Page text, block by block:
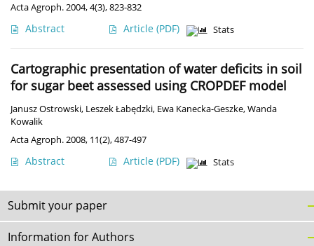
Acta Agroph. 2004, 4(3), 823-832
Abstract Article (PDF) Stats
Cartographic presentation of water deficits in soil
for sugar beet assessed using CROPDEF model
Janusz Ostrowski, Leszek Łabędzki, Ewa Kanecka-Geszke,Wanda
Kowalik
Acta Agroph. 2008, 11(2), 487-497
Abstract Article (PDF) Stats
Submit your paper
Information for Authors